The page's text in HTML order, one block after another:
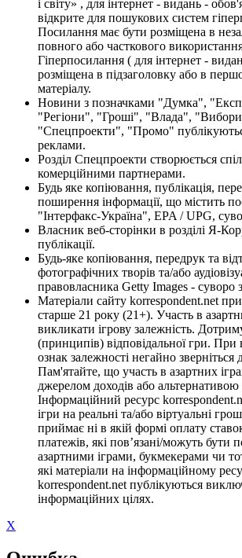
і світу» , для інтернет - видань -
відкрите для пошукових систем
Посилання має бути розміщена в
повного або часткового використання
Гіперпосилання ( для інтернет -
розміщена в підзаголовку або в
матеріалу.
Новини з позначками "Думка",
"Регіони", "Гроші", "Влада",
"Спецпроекти", "Промо"
реклами.
Розділ Спецпроекти створюється
комерційними партнерами.
Будь яке копіювання, публікація,
поширення інформації, що містить
"Інтерфакс-Україна", EPA / UPG,
Власник веб-сторінки в розділі Я-
публікації.
Будь-яке копіювання, передрук та
фотографічних творів та/або
правовласника Getty Images - суворо
Матеріали сайту korrespondent.net
старше 21 року (21+). Участь в
викликати ігрову залежність.
(принципів) відповідальної гри.
ознак залежності негайно зверніться
Пам'ятайте, що участь в азартних
джерелом доходів або альтернативою
Інформаційний ресурс
ігри на реальні та/або віртуальні
приймає ні в якій формі оплату
платежів, які пов’язані/можуть бути
азартними іграми, букмекерами чи
які матеріали на інформаційному
korrespondent.net публікуються
інформаційних цілях.
X